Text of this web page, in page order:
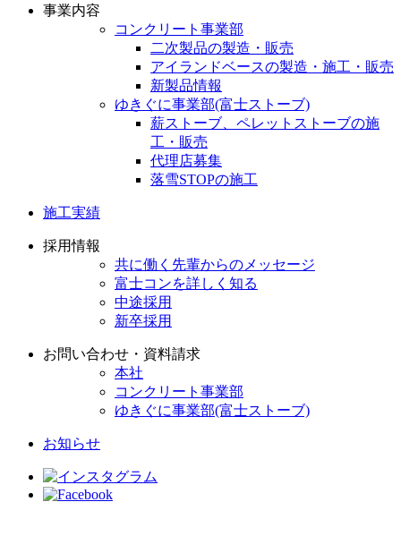
事業内容
コンクリート事業部
二次製品の製造・販売
アイランドベースの製造・施工・販売
新製品情報
ゆきぐに事業部(富士ストーブ)
薪ストーブ、ペレットストーブの施
工・販売
代理店募集
落雪STOPの施工
施工実績
採用情報
共に働く先輩からのメッセージ
富士コンを詳しく知る
中途採用
新卒採用
お問い合わせ・資料請求
本社
コンクリート事業部
ゆきぐに事業部(富士ストーブ)
お知らせ